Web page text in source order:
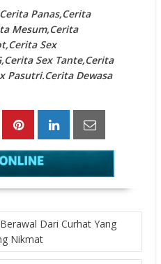
Panas,Cerita
Mesum,Cerita
Sex
Sex Tante,Cerita
Pasutri.Cerita Dewasa
Dari Curhat Yang
Nikmat